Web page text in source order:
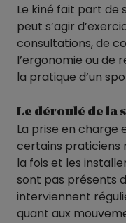
Le kiné fait part de
peut s’agir
consultations, de
l’ergonomie ou
la pratique d’un
Le déroulé de la
La prise en charge
certains praticiens
la fois et les
sont pas présents
interviennent
quant aux